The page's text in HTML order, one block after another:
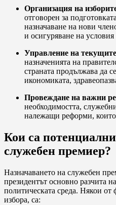
Организация на
отговорен за
назначаване на нови
и осигуряване на условия
Управление на
назначенията на
страната продължава да
икономиката,
Провеждане на важни
необходимостта,
належащи реформи, които
Кои са
служебен премиер?
Назначаването на служебен
президентът основно разчита
политическата среда. Някои от
избора, са: